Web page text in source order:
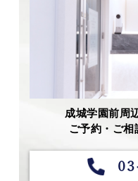
成城学園前周
ご予約・ご